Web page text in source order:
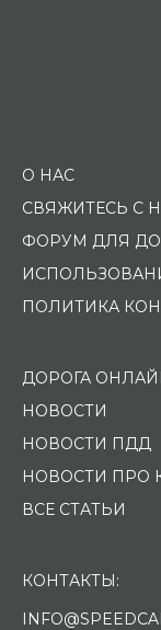
О НАС
СВЯЖИТЕСЬ С
ФОРУМ ДЛЯ
ПОЛИТИКА
ДОРОГА
НОВОСТИ
НОВОСТИ ПДД
НОВОСТИ ПРО
ВСЕ СТАТЬИ
КОНТАКТЫ: